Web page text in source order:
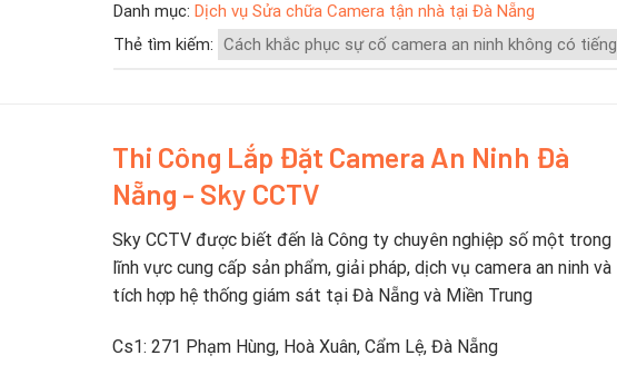
Danh mục: Dịch vụ Sửa chữa Camera tận nhà tại Đà Nẵng
Thẻ tìm kiếm: Cách khắc phục sự cố camera an ninh không có tiếng
Thi Công Lắp Đặt Camera An Ninh Đà
Nẵng - Sky CCTV
Sky CCTV được biết đến là Công ty chuyên nghiệp số một trong
lĩnh vực cung cấp sản phẩm, giải pháp, dịch vụ camera an ninh và
tích hợp hệ thống giám sát tại Đà Nẵng và Miền Trung
Cs1: 271 Phạm Hùng, Hoà Xuân, Cẩm Lệ, Đà Nẵng